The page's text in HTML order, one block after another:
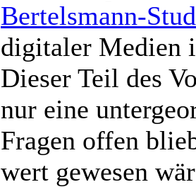
Bertelsmann-
digitaler Medien
Dieser Teil des
nur eine
Fragen offen
wert gewesen